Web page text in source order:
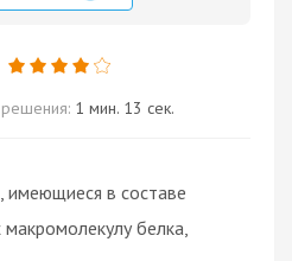
1 мин. 13 сек.
имеющиеся в составе
белка,